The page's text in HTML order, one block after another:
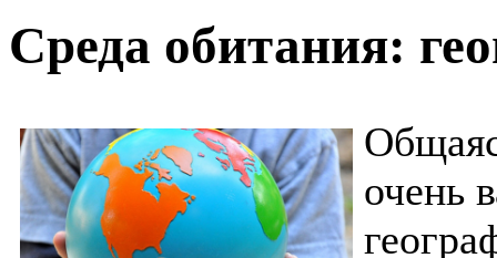
Среда обитания:
очень